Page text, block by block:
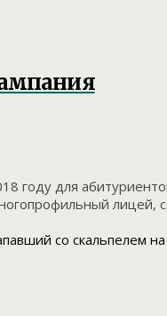
году для
лицей,